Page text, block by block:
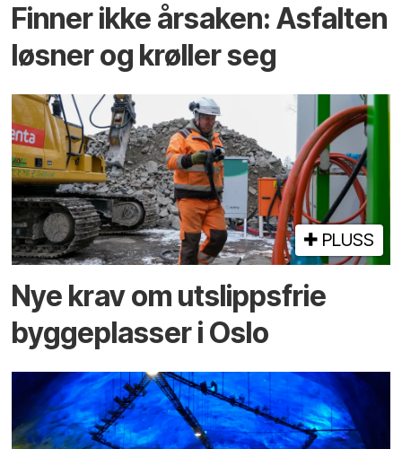
Finner ikke årsaken: Asfalten
løsner og krøller seg
PLUSS
Nye krav om utslippsfrie
byggeplasser i Oslo